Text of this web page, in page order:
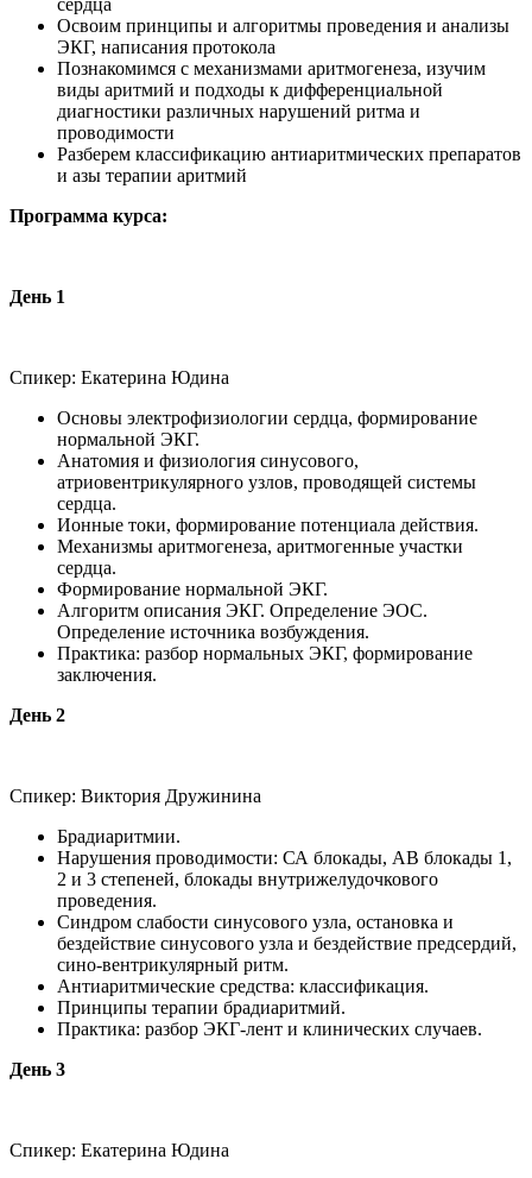
Освоим принципы и алгоритмы проведения и анализы
ЭКГ, написания протокола
Познакомимся с механизмами аритмогенеза, изучим
виды аритмий и подходы к дифференциальной
диагностики различных нарушений ритма и
проводимости
Разберем классификацию антиаритмических препаратов
и азы терапии аритмий
Программа курса:
День 1
Спикер: Екатерина Юдина
Основы электрофизиологии сердца, формирование
нормальной ЭКГ.
Анатомия и физиология синусового,
атриовентрикулярного узлов, проводящей системы
сердца.
Ионные токи, формирование потенциала действия.
Механизмы аритмогенеза, аритмогенные участки
сердца.
Формирование нормальной ЭКГ.
Алгоритм описания ЭКГ. Определение ЭОС.
Определение источника возбуждения.
Практика: разбор нормальных ЭКГ, формирование
заключения.
День 2
Спикер: Виктория Дружинина
Брадиаритмии.
Нарушения проводимости: СА блокады, АВ блокады 1,
2 и 3 степеней, блокады внутрижелудочкового
проведения.
Синдром слабости синусового узла, остановка и
бездействие синусового узла и бездействие предсердий,
сино-вентрикулярный ритм.
Антиаритмические средства: классификация.
Принципы терапии брадиаритмий.
Практика: разбор ЭКГ-лент и клинических случаев.
День 3
Спикер: Екатерина Юдина